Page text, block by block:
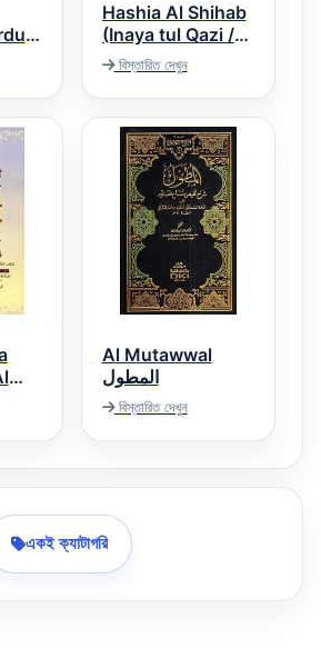
Hashia Al Shihab
(Inaya tul Qazi /
Kifaya tur Razi)
حاشیۃ الشھاب عربی
حاشیہ تفسیر
البیضاوی
বিস্তারিত দেখুন
Al Mutawwal
المطول
বিস্তারিত দেখুন
একই ক্যাটাগরি